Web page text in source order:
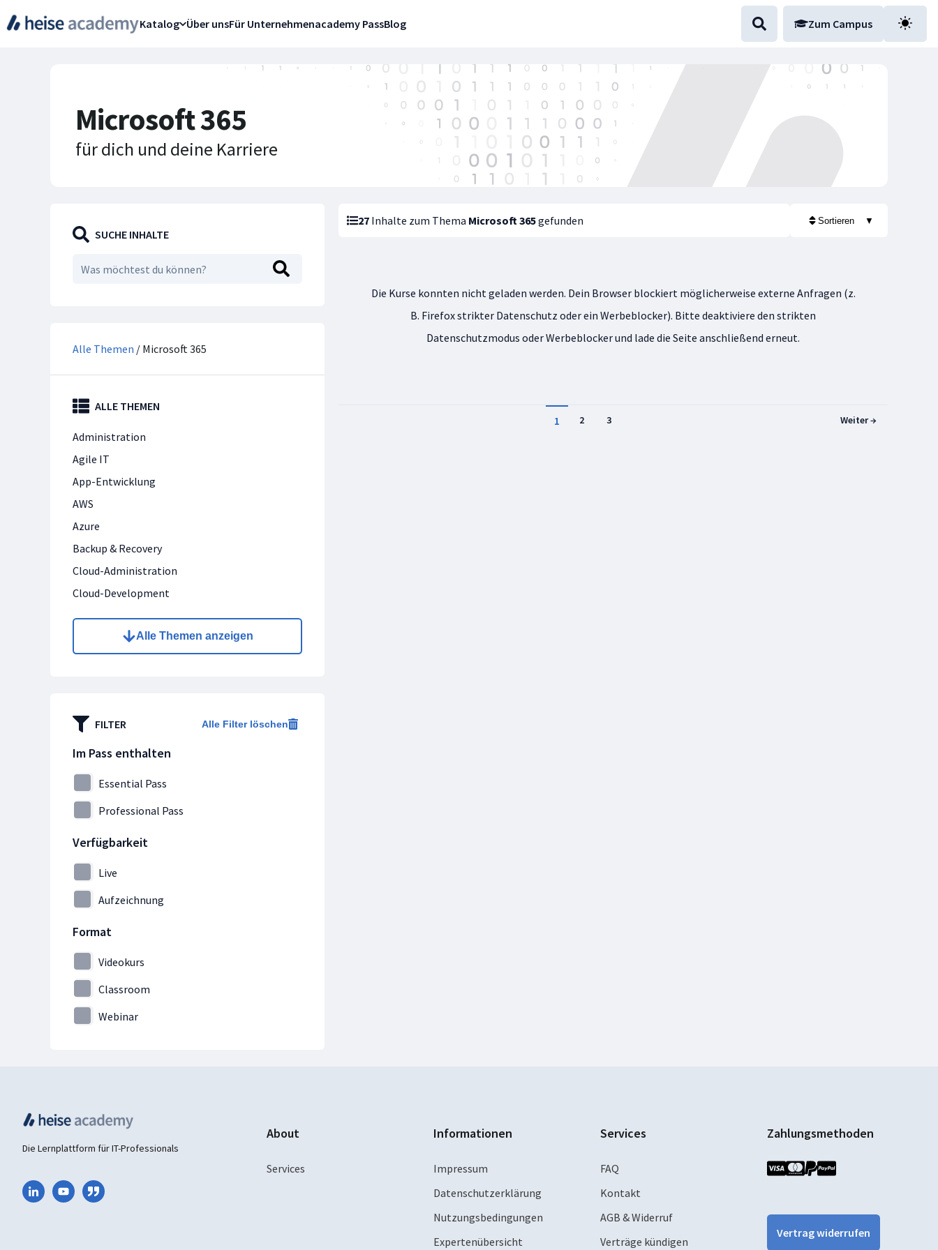
Katalog Über unsFür Unternehmenacademy PassBlog Zum Campus
Microsoft 365
für dich und deine Karriere
SUCHE INHALTE
Alle Themen / Microsoft 365
ALLE THEMEN
Administration
Agile IT
App-Entwicklung
AWS
Azure
Backup & Recovery
Cloud-Administration
Cloud-Development
Cloud-Technologien
Collaboration
Data Science
Datenanalyse
Datenbanken
DevOps
Entwicklung
Ethical Hacking
IT- & Projektmanagement
IT-Forensik
IT-Grundschutz
IT-Security
Java & Co.
JavaScript
KI-Assistenten
Kubernetes
macOS
Microservices
Mobile Device Management
Alle Themen anzeigen
FILTER Alle Filter löschen
Im Pass enthalten
Essential Pass
Professional Pass
Verfügbarkeit
Live
Aufzeichnung
Format
Videokurs
Classroom
Webinar
27 Inhalte zum Thema Microsoft 365gefunden Sortieren ▼
Die Kurse konnten nicht geladen werden. Dein Browser blockiert möglicherweise externe Anfragen (z.
B. Firefox strikter Datenschutz oder ein Werbeblocker). Bitte deaktiviere den strikten
Datenschutzmodus oder Werbeblocker und lade die Seite anschließend erneut.
1 2 3 Weiter →
Die Lernplattform für IT-Professionals
About
Services
Informationen
Impressum
Datenschutzerklärung
Nutzungsbedingungen
Expertenübersicht
Services
FAQ
Kontakt
AGB & Widerruf
Verträge kündigen
Zahlungsmethoden
Vertrag widerrufen